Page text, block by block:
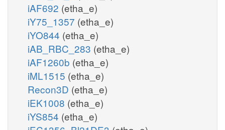
iAF692 (etha_e)
iY75_1357 (etha_e)
iYO844 (etha_e)
iAB_RBC_283 (etha_e)
iAF1260b (etha_e)
iML1515 (etha_e)
Recon3D (etha_e)
iEK1008 (etha_e)
iYS854 (etha_e)